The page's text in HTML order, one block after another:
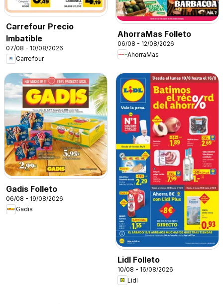
Carrefour Precio
Imbatible
07/08 - 10/08/2026
Carrefour
AhorraMas Folleto
06/08 - 12/08/2026
AhorraMas
Gadis Folleto
06/08 - 19/08/2026
Gadis
Lidl Folleto
10/08 - 16/08/2026
Lidl